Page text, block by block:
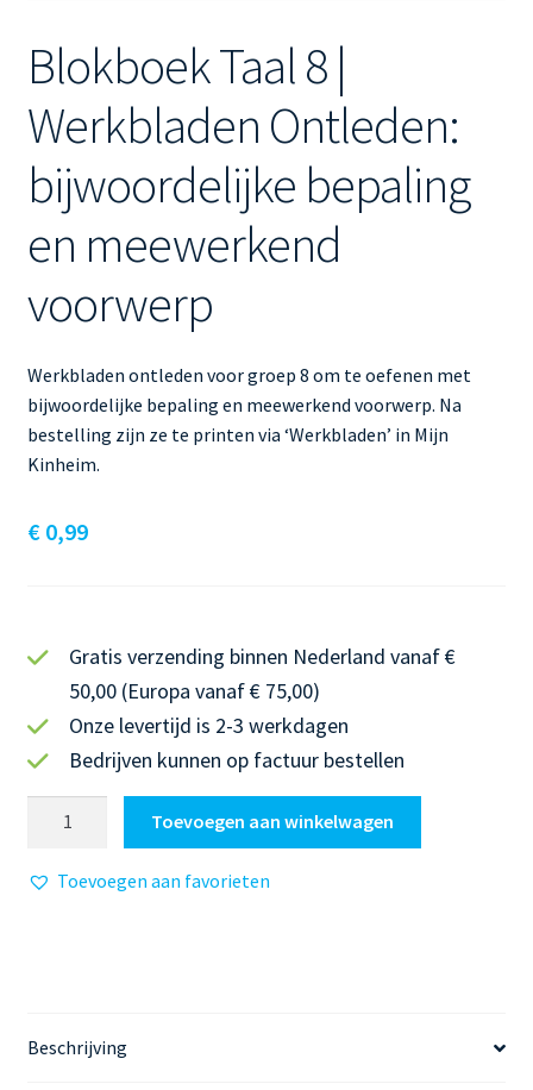
Blokboek Taal 8 |
Werkbladen Ontleden:
bijwoordelijke bepaling
en meewerkend
voorwerp
Werkbladen ontleden voor groep 8 om te oefenen met
bijwoordelijke bepaling en meewerkend voorwerp. Na
bestelling zijn ze te printen via ‘Werkbladen’ in Mijn
Kinheim.
€0,99
Gratis verzending binnen Nederland vanaf €
50,00 (Europa vanaf € 75,00)
Onze levertijd is 2-3 werkdagen
Bedrijven kunnen op factuur bestellen
en
Toevoegen aan winkelwagen
Toevoegen aan favorieten
Beschrijving